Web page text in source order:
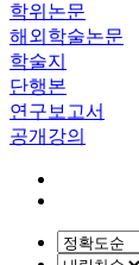
학위논문
해외학술논문
학술지
단행본
연구보고서
공개강의